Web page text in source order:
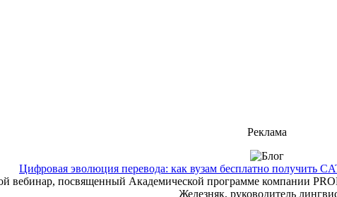
Реклама
Цифровая эволюция перевода: как вузам бесплатно получить
вебинар, посвященный Академической программе компании
Железняк, руководитель